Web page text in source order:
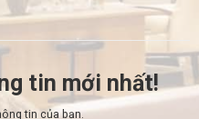
tin mới nhất!
tin của bạn.